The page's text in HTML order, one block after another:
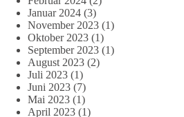
Januar 2024 (3)
November 2023 (1)
Oktober 2023 (1)
September 2023 (1)
August 2023 (2)
Juli 2023 (1)
Juni 2023 (7)
Mai 2023 (1)
April 2023 (1)